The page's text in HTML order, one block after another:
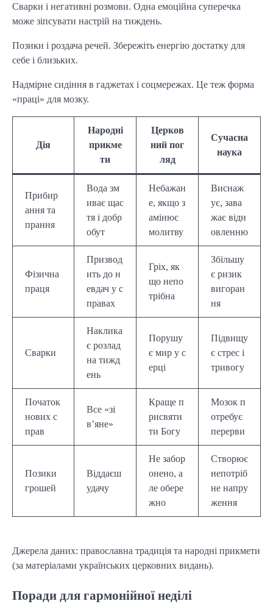
Сварки і негативні розмови. Одна емоційна суперечка
може зіпсувати настрій на тиждень.
Позики і роздача речей. Збережіть енергію достатку для
себе і близьких.
Надмірне сидіння в гаджетах і соцмережах. Це теж форма
«праці» для мозку.
Дія
Народні
прикме
ти
Церков
ний пог
ляд
Сучасна
наука
Прибир
ання та
прання
Вода зм
иває щас
тя і добр
обут
Небажан
е, якщо з
амінює
молитву
Виснаж
ує, зава
жає відн
овленню
Фізична
праця
Призвод
ить до н
евдач у с
правах
Гріх, як
що непо
трібна
Збільшу
є ризик
вигоран
ня
Сварки
Наклика
є розлад
на тижд
ень
Порушу
є мир у с
ерці
Підвищу
є стрес і
тривогу
Початок
нових с
прав
Все «зі
в’яне»
Краще п
рисвяти
ти Богу
Мозок п
отребує
перерви
Позики
грошей
Віддаєш
удачу
Не забор
онено, а
ле обере
жно
Створює
непотріб
не напру
ження
Джерела даних: православна традиція та народні прикмети
(за матеріалами українських церковних видань).
Поради для гармонійної неділі